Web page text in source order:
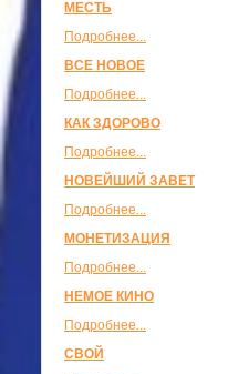
МЕСТЬ
Подробнее...
ВСЕ НОВОЕ
Подробнее...
КАК ЗДОРОВО
Подробнее...
НОВЕЙШИЙ ЗАВЕТ
Подробнее...
МОНЕТИЗАЦИЯ
Подробнее...
НЕМОЕ КИНО
Подробнее...
СВОЙ